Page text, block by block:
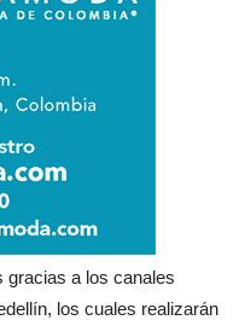
gracias a los canales
los cuales realizarán